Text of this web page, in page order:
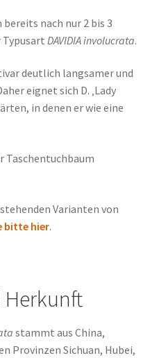
nach nur 2 bis 3
Typusart DAVIDIA involucrata.
deutlich langsamer und
eignet sich D. ‚Lady
in denen er wie eine
Taschentuchbaum
Varianten von
bitte hier.
Herkunft
stammt aus China,
Provinzen Sichuan, Hubei,